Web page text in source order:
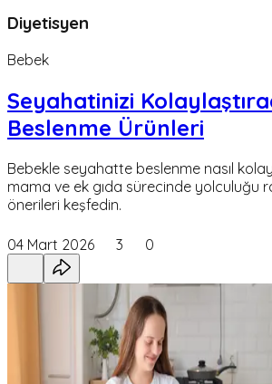
Diyetisyen
Bebek
Seyahatinizi
Beslenme Ürünleri
Bebekle seyahatte beslenme nasıl
mama ve ek gıda sürecinde yolculuğu
önerileri keşfedin.
04 Mart 2026 3 0